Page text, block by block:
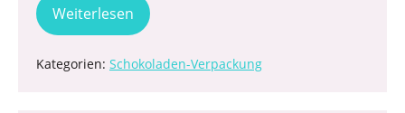
Weiterlesen
Kategorien: Schokoladen-Verpackung